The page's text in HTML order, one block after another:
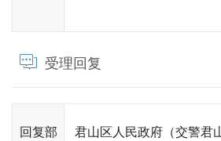
受理回复
回复部
君山区人民政府（交警君